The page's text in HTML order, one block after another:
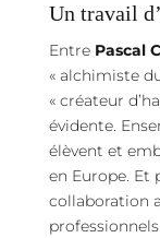
Un travail
Entre Pascal
« alchimiste
« créateur
évidente.
élèvent et
en Europe. Et
collaboration